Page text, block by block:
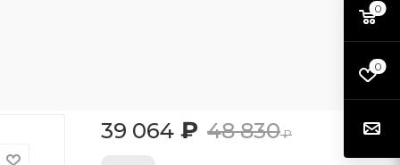
39 064 ₽ 48 830₽
0
0